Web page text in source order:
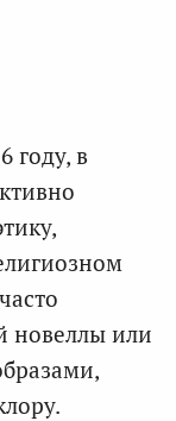
году, в
новеллы или